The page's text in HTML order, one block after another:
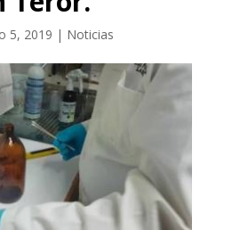
5, 2019 | Noticias